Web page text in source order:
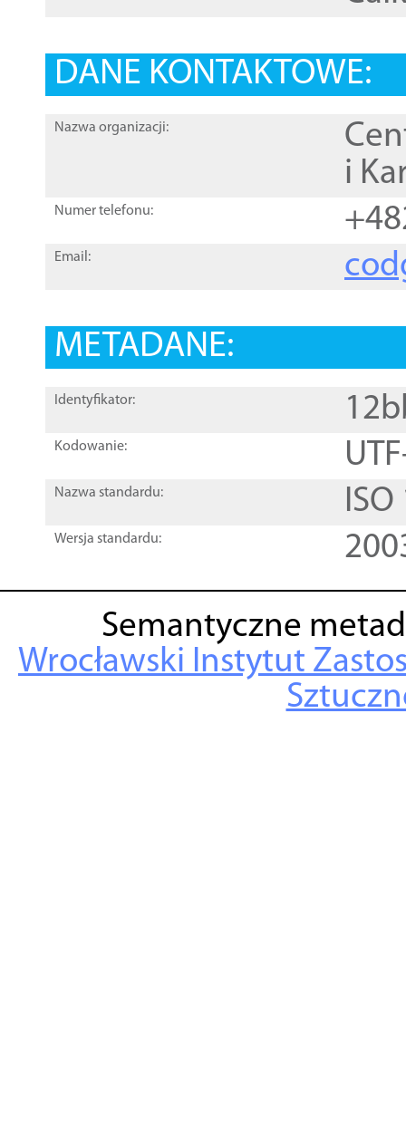
DANE KONTAKTOWE:
Nazwa organizacji:
i
Numer telefonu:
Email:
METADANE:
Identyfikator:
Kodowanie:
Nazwa standardu:
Wersja standardu:
Semantyczne
Wrocławski Instytut